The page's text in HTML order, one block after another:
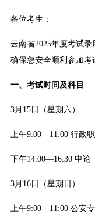
各位考生：
云南省2025年度考试
确保您安全顺利参加考
一、考试时间及科目
3月15日（星期六）
上午9:00—11:00 行政
下午14:00—16:30 申论
3月16日（星期日）
上午9:00—11:00 公安